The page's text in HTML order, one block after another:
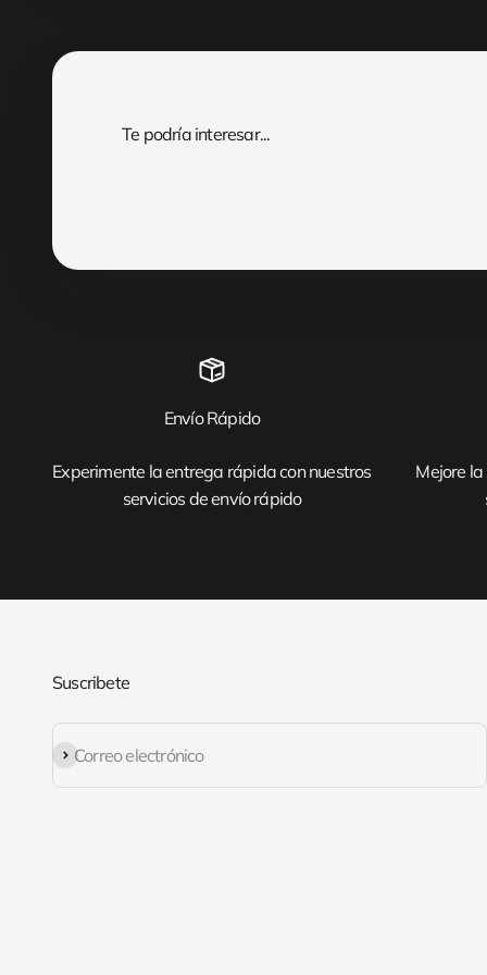
Envío Rápido
Experimente la entrega rápida con nuestros
servicios de envío rápido
Mejore
Suscribete
Correo electrónico
Suscribirse